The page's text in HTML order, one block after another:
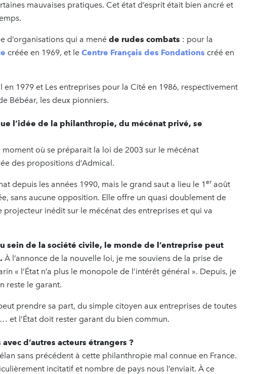
mauvaises pratiques. Cet état d’esprit était bien ancré et
d’organisations qui a mené de rudes combats : pour la
créée en 1969, et le Centre Français des Fondations créé en
en 1979 et Les entreprises pour la Cité en 1986, respectivement
Bébéar, les deux pionniers.
l’idée de la philanthropie, du mécénat privé, se
moment où se préparait la loi de 2003 sur le mécénat
des propositions d’Admical.
depuis les années 1990, mais le grand saut a lieu le 1 eraoût
sans aucune opposition. Elle offre un quasi doublement de
projecteur inédit sur le mécénat des entreprises et qui va
sein de la société civile, le monde de l’entreprise peut
À l’annonce de la nouvelle loi, je me souviens de la prise de
« l’État n’a plus le monopole de l’intérêt général ». Depuis, je
reste le garant.
prendre sa part, du simple citoyen aux entreprises de toutes
et l’État doit rester garant du bien commun.
d’autres acteurs étrangers ?
sans précédent à cette philanthropie mal connue en France.
incitatif et nombre de pays nous l’enviait. À ce